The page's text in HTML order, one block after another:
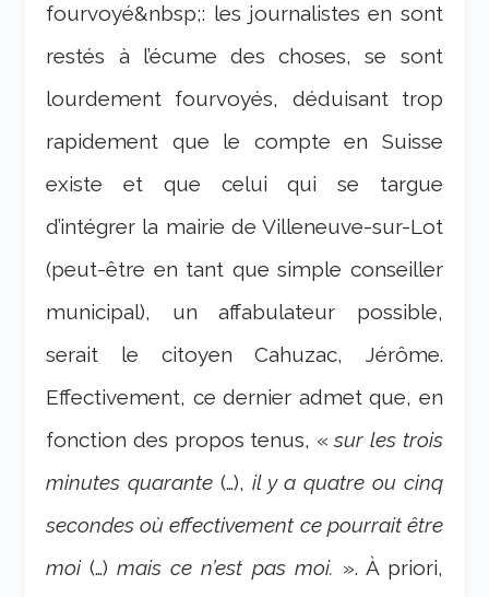
fourvoyé&nbsp;: les journalistes en sont
restés à l’écume des choses, se sont
lourdement fourvoyés, déduisant trop
rapidement que le compte en Suisse
existe et que celui qui se targue
d’intégrer la mairie de Villeneuve-sur-Lot
(peut-être en tant que simple conseiller
municipal), un affabulateur possible,
serait le citoyen Cahuzac, Jérôme.
Effectivement, ce dernier admet que, en
fonction des propos tenus, « sur les trois
minutes quarante (…), il y a quatre ou cinq
secondes où effectivement ce pourrait être
moi(…)mais ce n’est pas moi. ». À priori,